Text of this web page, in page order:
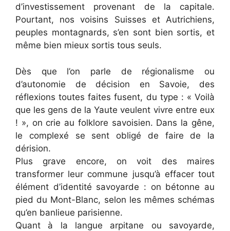
d’investissement provenant de la capitale.
Pourtant, nos voisins Suisses et Autrichiens,
peuples montagnards, s’en sont bien sortis, et
même bien mieux sortis tous seuls.
Dès que l’on parle de régionalisme ou
d’autonomie de décision en Savoie, des
réflexions toutes faites fusent, du type : « Voilà
que les gens de la Yaute veulent vivre entre eux
! », on crie au folklore savoisien. Dans la gêne,
le complexé se sent obligé de faire de la
dérision.
Plus grave encore, on voit des maires
transformer leur commune jusqu’à effacer tout
élément d’identité savoyarde : on bétonne au
pied du Mont-Blanc, selon les mêmes schémas
qu’en banlieue parisienne.
Quant à la langue arpitane ou savoyarde,